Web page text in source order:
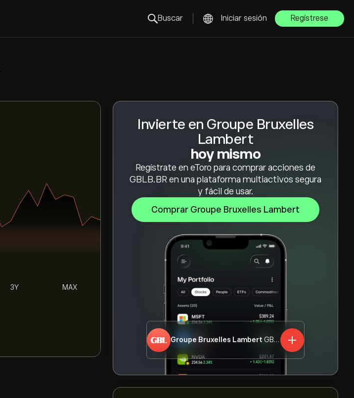
Buscar Iniciar sesión Regístrese
Invierte en Groupe Bruxelles
Lambert
hoy mismo
Regístrate en eToro para comprar acciones de
GBLB.BR en una plataforma multiactivos segura
y fácil de usar.
Comprar Groupe Bruxelles Lambert
Groupe Bruxelles Lambert GBLB.BR
3Y MAX